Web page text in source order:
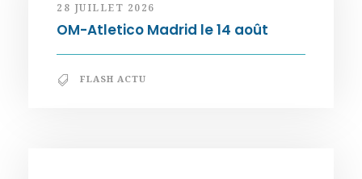
28 JUILLET 2026
OM-Atletico Madrid le 14 août
FLASH ACTU